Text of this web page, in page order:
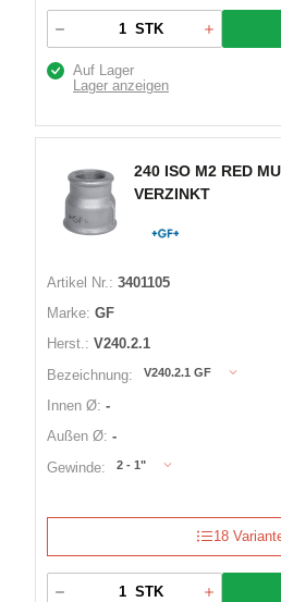
STK
Auf Lager
Lager anzeigen
240 ISO M2 RED
VERZINKT
Artikel Nr.: 3401105
Marke: GF
Herst.: V240.2.1
Bezeichnung:
V240.2.1 GF
Innen Ø: -
Außen Ø: -
Gewinde:
2 - 1"
18
STK